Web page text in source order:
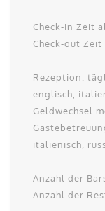
Check-in Zeit
Check-out Zeit
Rezeption:
englisch,
Geldwechsel
italienisch,
Anzahl der
Anzahl der